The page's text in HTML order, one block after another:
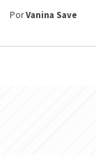
PorVanina Save